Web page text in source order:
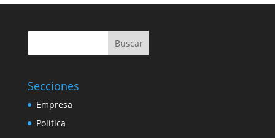
Buscar
Secciones
Empresa
Política